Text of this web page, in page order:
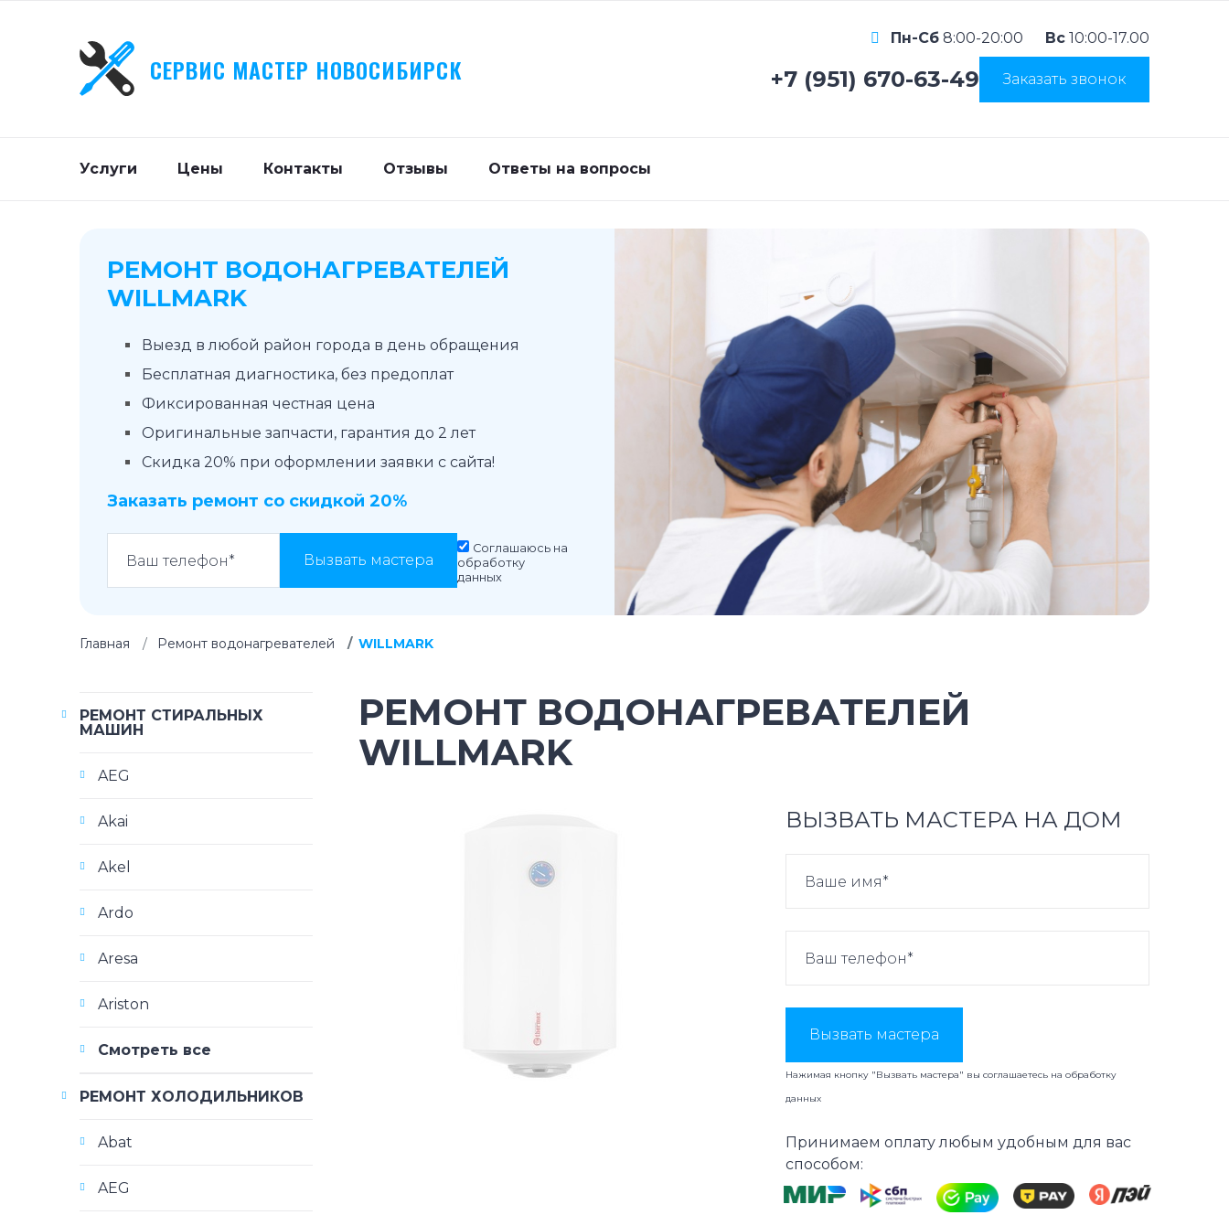
СЕРВИС МАСТЕР НОВОСИБИРСК
Пн-Сб 8:00-20:00 Вс 10:00-17.00
+7 (951) 670-63-49 Заказать звонок
Услуги Цены Контакты Отзывы Ответы на вопросы
РЕМОНТ ВОДОНАГРЕВАТЕЛЕЙ
WILLMARK
Выезд в любой район города в день обращения
Бесплатная диагностика, без предоплат
Фиксированная честная цена
Оригинальные запчасти, гарантия до 2 лет
Скидка 20% при оформлении заявки с сайта!
Заказать ремонт со скидкой 20%
Вызвать мастера
Соглашаюсь на
обработку
данных
Главная Ремонт водонагревателей WILLMARK
РЕМОНТ ВОДОНАГРЕВАТЕЛЕЙ
WILLMARK
ВЫЗВАТЬ МАСТЕРА НА ДОМ
Вызвать мастера
Нажимая кнопку "Вызвать мастера" вы соглашаетесь наобработку
данных
Принимаем оплату любым удобным для вас
способом:
РЕМОНТ СТИРАЛЬНЫХ
МАШИН
AEG
Akai
Akel
Ardo
Aresa
Ariston
Смотреть все
РЕМОНТ ХОЛОДИЛЬНИКОВ
Abat
AEG